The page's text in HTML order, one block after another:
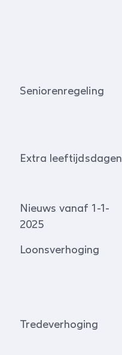
Seniorenregeling
Extra leeftijdsdagen
Nieuws vanaf 1-1-
2025
Loonsverhoging
Tredeverhoging